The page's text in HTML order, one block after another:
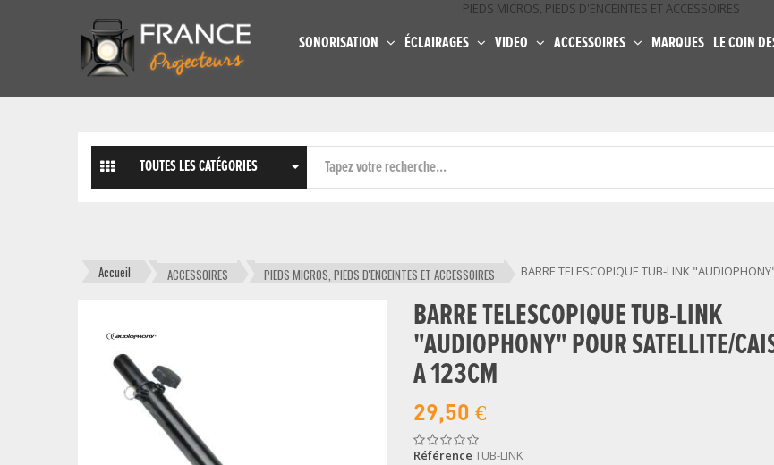
SONORISATION ÉCLAIRAGES VIDEO ACCESSOIRES MARQUES LE COIN
PIEDS MICROS, PIEDS D'ENCEINTES ET ACCESSOIRES
TOUTES LES CATÉGORIES
Accueil ACCESSOIRES PIEDS MICROS, PIEDS D'ENCEINTES ET ACCESSOIRES BARRE TELESCOPIQUE TUB-LINK
BARRE TELESCOPIQUE TUB-LINK
"AUDIOPHONY" POUR SATELLITE/
A 123CM
29,50 €
Référence TUB-LINK